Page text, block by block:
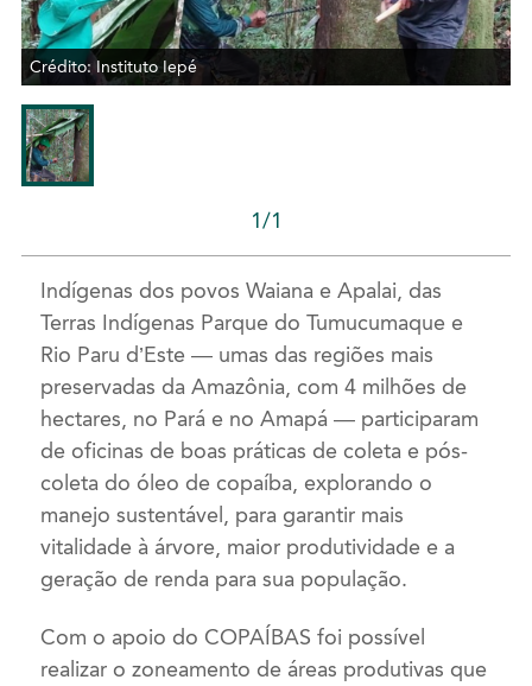
Crédito: Instituto Iepé
1/1
Indígenas dos povos Waiana e Apalai, das
Terras Indígenas Parque do Tumucumaque e
Rio Paru d’Este — umas das regiões mais
preservadas da Amazônia, com 4 milhões de
hectares, no Pará e no Amapá — participaram
de oficinas de boas práticas de coleta e pós-
coleta do óleo de copaíba, explorando o
manejo sustentável, para garantir mais
vitalidade à árvore, maior produtividade e a
geração de renda para sua população.
Com o apoio do COPAÍBAS foi possível
realizar o zoneamento de áreas produtivas que